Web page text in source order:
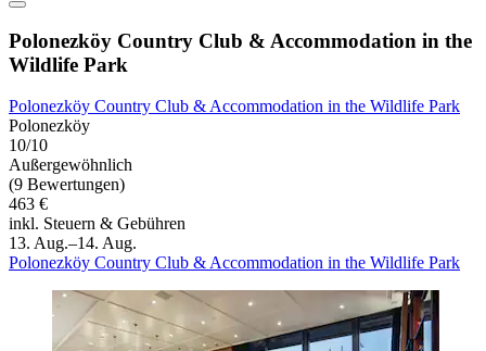
Polonezköy Country Club & Accommodation in the
Wildlife Park
Polonezköy Country Club & Accommodation in the Wildlife Park
Polonezköy
10/10
Außergewöhnlich
(9 Bewertungen)
463 €
inkl. Steuern & Gebühren
13. Aug.–14. Aug.
Polonezköy Country Club & Accommodation in the Wildlife Park